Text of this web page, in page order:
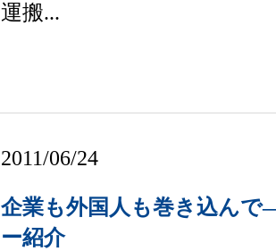
運搬...
2011/06/24
企業も外国人も巻き込ん
ー紹介